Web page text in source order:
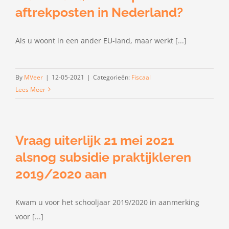
aftrekposten in Nederland?
Als u woont in een ander EU-land, maar werkt [...]
By MVeer | 12-05-2021 | Categorieën: Fiscaal
Lees Meer
Vraag uiterlijk 21 mei 2021
alsnog subsidie praktijkleren
2019/2020 aan
Kwam u voor het schooljaar 2019/2020 in aanmerking
voor [...]